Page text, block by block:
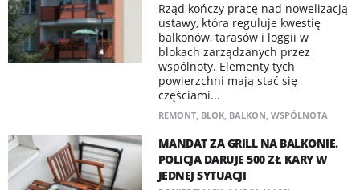
Rząd kończy pracę nad nowelizacją
ustawy, która reguluje kwestię
balkonów, tarasów i loggii w
blokach zarządzanych przez
wspólnoty. Elementy tych
powierzchni mają stać się
częściami...
REMONT, BLOK, BALKON, WSPÓLNOTA
MANDAT ZA GRILL NA BALKONIE.
POLICJA DARUJE 500 ZŁ KARY W
JEDNEJ SYTUACJI